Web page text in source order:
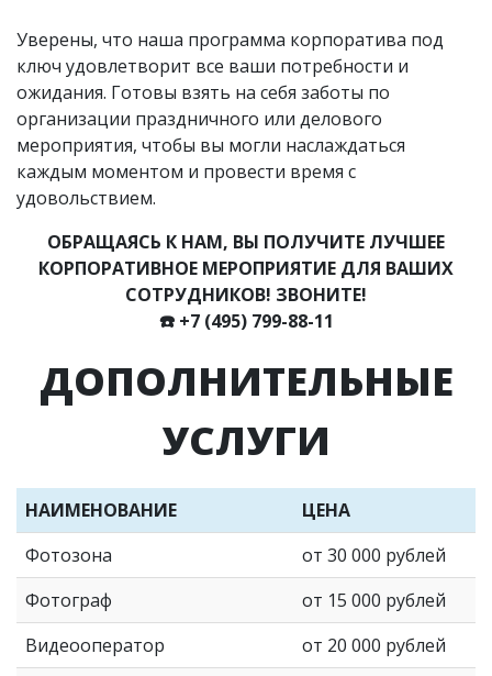
Уверены, что наша программа корпоратива под
ключ удовлетворит все ваши потребности и
ожидания. Готовы взять на себя заботы по
организации праздничного или делового
мероприятия, чтобы вы могли наслаждаться
каждым моментом и провести время с
удовольствием.
ОБРАЩАЯСЬ К НАМ, ВЫ ПОЛУЧИТЕ ЛУЧШЕЕ
КОРПОРАТИВНОЕ МЕРОПРИЯТИЕ ДЛЯ ВАШИХ
СОТРУДНИКОВ! ЗВОНИТЕ!
☎️ +7 (495) 799-88-11
ДОПОЛНИТЕЛЬНЫЕ
УСЛУГИ
НАИМЕНОВАНИЕ
ЦЕНА
Фотозона
от 30 000 рублей
Фотограф
от 15 000 рублей
Видеооператор
от 20 000 рублей